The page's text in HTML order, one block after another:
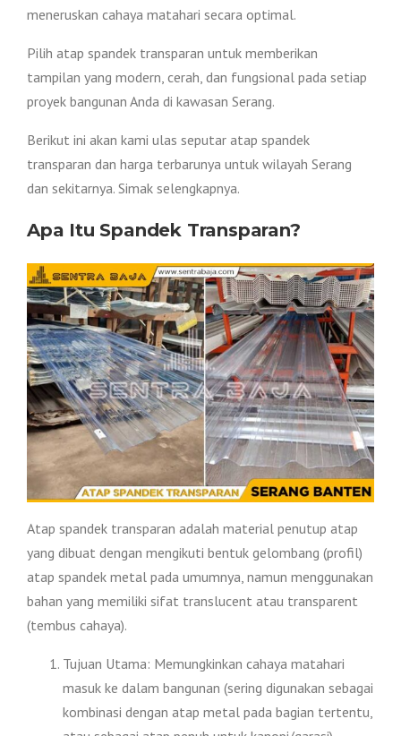
meneruskan cahaya matahari secara optimal.
Pilih atap spandek transparan untuk memberikan
tampilan yang modern, cerah, dan fungsional pada setiap
proyek bangunan Anda di kawasan Serang.
Berikut ini akan kami ulas seputar atap spandek
transparan dan harga terbarunya untuk wilayah Serang
dan sekitarnya. Simak selengkapnya.
Apa Itu Spandek Transparan?
Atap spandek transparan adalah material penutup atap
yang dibuat dengan mengikuti bentuk gelombang (profil)
atap spandek metal pada umumnya, namun menggunakan
bahan yang memiliki sifat translucent atau transparent
(tembus cahaya).
Tujuan Utama: Memungkinkan cahaya matahari
masuk ke dalam bangunan (sering digunakan sebagai
kombinasi dengan atap metal pada bagian tertentu,